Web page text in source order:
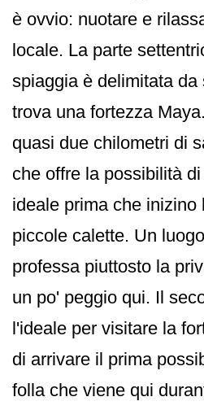
è ovvio: nuotare e
locale. La parte
spiaggia è delimitata
trova una fortezza
quasi due chilometri di
che offre la possibilità
ideale prima che inizino
piccole calette. Un
professa piuttosto la
un po' peggio qui. Il
l'ideale per visitare la
di arrivare il prima
folla che viene qui